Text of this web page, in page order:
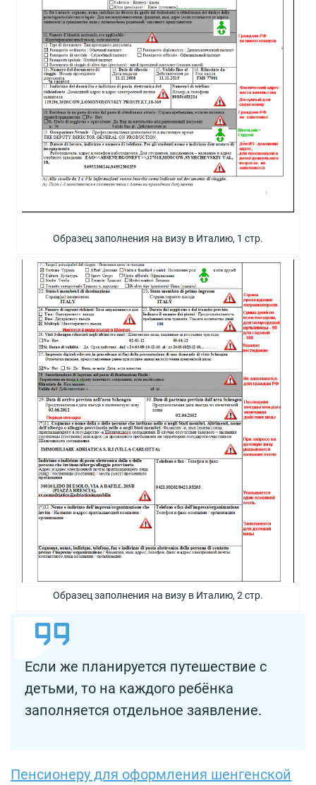
Образец заполнения на визу в Италию, 1 стр.
Образец заполнения на визу в Италию, 2 стр.
Если же планируется путешествие с
детьми, то на каждого ребёнка
заполняется отдельное заявление.
Пенсионеру для оформления шенгенской